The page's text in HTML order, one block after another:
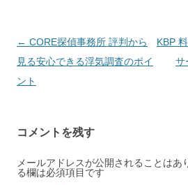
投
稿
ナ
ー
シ
ョ
← CORE探偵事務所 評判から
見る安心できる浮気調査のポイ
ント
KBP
サ
コメントを残す
メールアドレスが公開されることはあ
る欄は必須項目です